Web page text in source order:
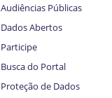
Audiências Públicas
Dados Abertos
Participe
Busca do Portal
Proteção de Dados